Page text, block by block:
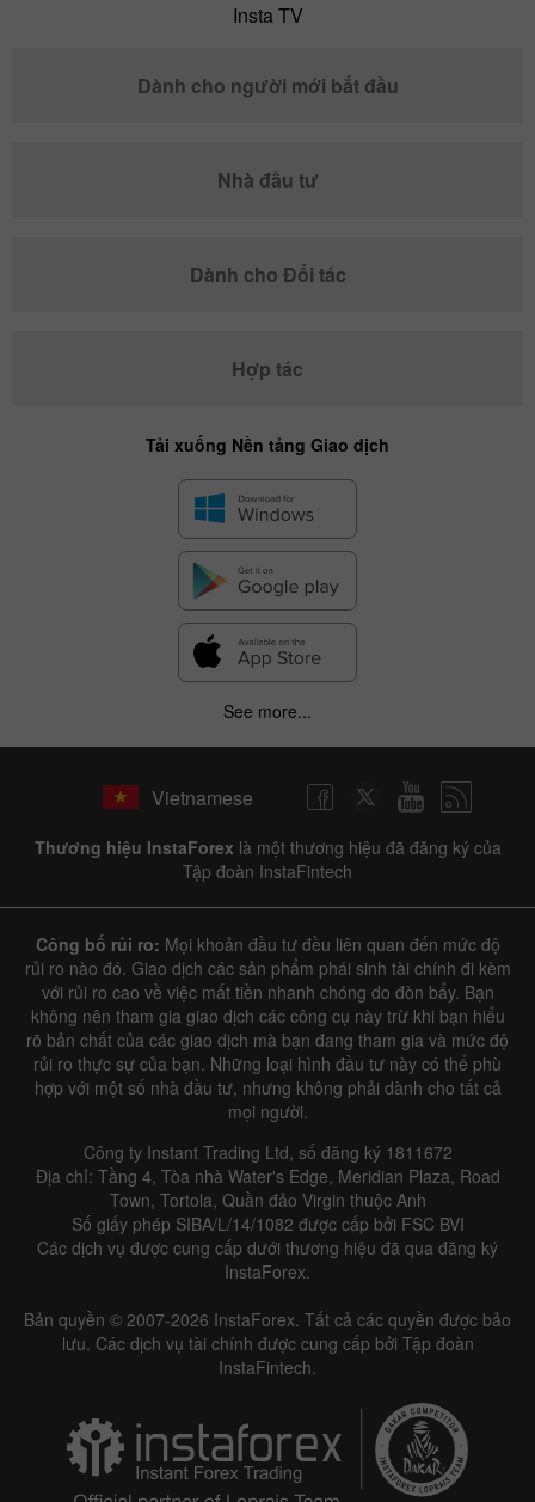
Insta TV
Dành cho người mới bắt đầu
Nhà đầu tư
Dành cho Đối tác
Hợp tác
Tải xuống Nền tảng Giao dịch
See more...
Vietnamese
Thương hiệu InstaForex là một thương hiệu đã đăng ký của
Tập đoàn InstaFintech
Công bố rủi ro: Mọi khoản đầu tư đều liên quan đến mức độ
rủi ro nào đó. Giao dịch các sản phẩm phái sinh tài chính đi kèm
với rủi ro cao về việc mất tiền nhanh chóng do đòn bẩy. Bạn
không nên tham gia giao dịch các công cụ này trừ khi bạn hiểu
rõ bản chất của các giao dịch mà bạn đang tham gia và mức độ
rủi ro thực sự của bạn. Những loại hình đầu tư này có thể phù
hợp với một số nhà đầu tư, nhưng không phải dành cho tất cả
mọi người.
Công ty Instant Trading Ltd, số đăng ký 1811672
Địa chỉ: Tầng 4, Tòa nhà Water's Edge, Meridian Plaza, Road
Town, Tortola, Quần đảo Virgin thuộc Anh
Số giấy phép SIBA/L/14/1082 được cấp bởi FSC BVI
Các dịch vụ được cung cấp dưới thương hiệu đã qua đăng ký
InstaForex.
Bản quyền © 2007-2026 InstaForex. Tất cả các quyền được bảo
lưu. Các dịch vụ tài chính được cung cấp bởi Tập đoàn
InstaFintech.